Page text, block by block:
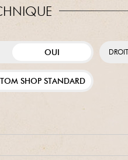
OUI
SHOP STANDARD